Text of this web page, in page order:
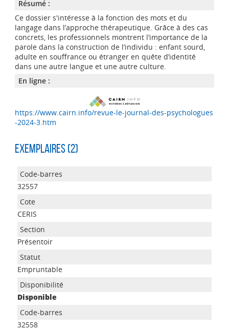
Résumé :
Ce dossier s'intéresse à la fonction des mots et du
langage dans l’approche thérapeutique. Grâce à des cas
concrets, les professionnels montrent l’importance de la
parole dans la construction de l’individu : enfant sourd,
adulte en souffrance ou étranger en quête d’identité
dans une autre langue et une autre culture.
En ligne :
https://www.cairn.info/revue-le-journal-des-psychologues
-2024-3.htm
Exemplaires (2)
32557
CERIS
Présentoir
Empruntable
Disponible
32558